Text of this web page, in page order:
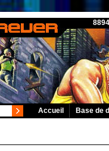
Accueil Base de